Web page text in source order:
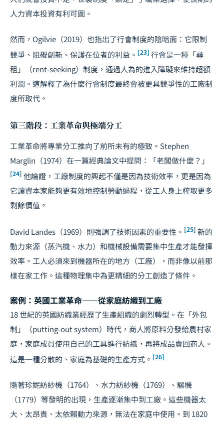
人力資本投資有利可圖。
然而，Ogilvie（2019）也指出了行會制度的陰暗面：它限制
競爭、阻礙創新、保護在位者的利益。 [23] 行會是一種「尋
租」（rent-seeking）制度，通過人為的進入障礙來維持超額
利潤。這解釋了為什麼行會制度最終會被更具競爭性的工廠制
度所取代。
第三階段：工業革命與極端分工
工業革命將專業分工推向了前所未有的極致。Stephen
Marglin（1974）在一篇經典論文中提問：「老闆做什麼？」
[24] 他論證，工廠制度的興起不僅是因為技術效率，更是因為
它讓資本家能夠更有效地控制勞動過程，從工人身上榨取更多
剩餘價值。
David Landes（1969）則強調了技術因素的重要性。 [25] 新的
動力來源（蒸汽機、水力）和機械設備需要集中生產才能發揮
效率。工人必須來到機器所在的地方（工廠），而非像以前那
樣在家工作。這種物理集中為更精細的分工創造了條件。
案例：英國工業革命——從家庭紡織到工廠
18 世紀的英國紡織業經歷了生產組織的劇烈轉型。在「外包
制」（putting-out system）時代，商人將原料分發給農村家
庭，家庭成員使用自己的工具進行紡織，再將成品賣回商人。
這是一種分散的、家庭為基礎的生產方式。 [26]
隨著珍妮紡紗機（1764）、水力紡紗機（1769）、騾機
（1779）等發明的出現，生產逐漸集中到工廠。這些機器太
大、太昂貴、太依賴動力來源，無法在家庭中使用。到 1820